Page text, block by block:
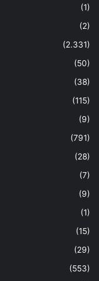
(1)
(2)
(2.331)
(50)
(38)
(115)
(9)
(791)
(28)
(7)
(9)
(1)
(15)
(29)
(553)